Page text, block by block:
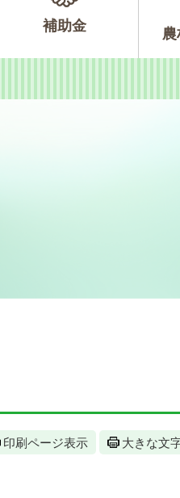
補助金
農
印刷ページ表示 大きな文